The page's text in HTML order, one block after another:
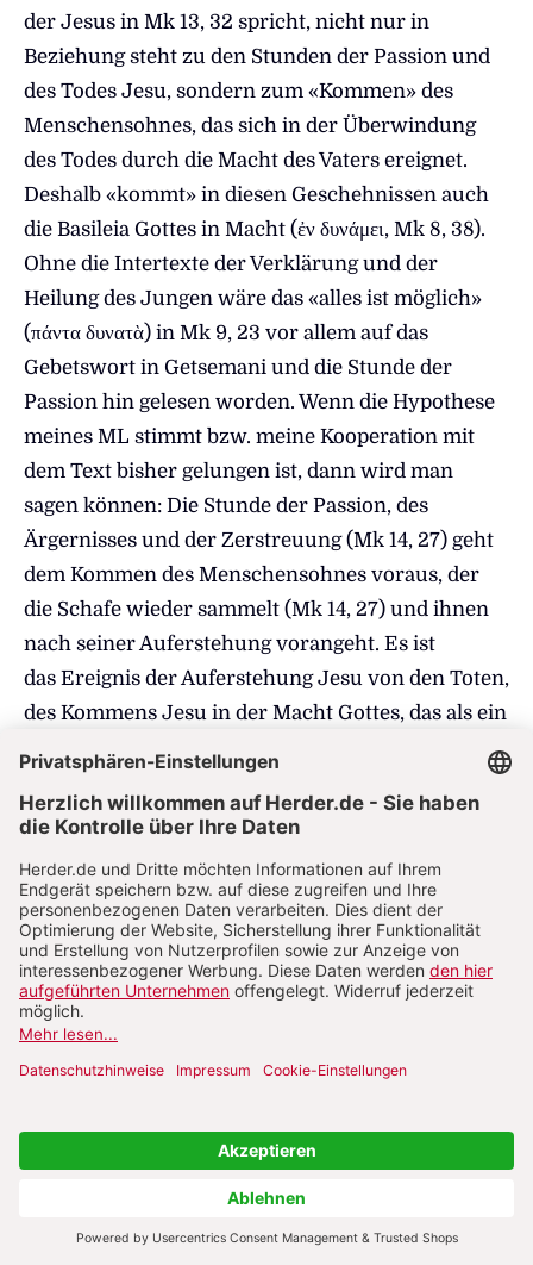
der Jesus in Mk 13, 32 spricht, nicht nur in
Beziehung steht zu den Stunden der Passion und
des Todes Jesu, sondern zum «Kommen» des
Menschensohnes, das sich in der Überwindung
des Todes durch die Macht des Vaters ereignet.
Deshalb «kommt» in diesen Geschehnissen auch
die Basileia Gottes in Macht (ἐν δυνάμει, Mk 8, 38).
Ohne die Intertexte der Verklärung und der
Heilung des Jungen wäre das «alles ist möglich»
(πάντα δυνατὰ) in Mk 9, 23 vor allem auf das
Gebetswort in Getsemani und die Stunde der
Passion hin gelesen worden. Wenn die Hypothese
meines ML stimmt bzw. meine Kooperation mit
dem Text bisher gelungen ist, dann wird man
sagen können: Die Stunde der Passion, des
Ärgernisses und der Zerstreuung (Mk 14, 27) geht
dem Kommen des Menschensohnes voraus, der
die Schafe wieder sammelt (Mk 14, 27) und ihnen
nach seiner Auferstehung vorangeht. Es ist
das Ereignis der Auferstehung Jesu von den Toten,
des Kommens Jesu in der Macht Gottes, das als ein
Zeichen beschrieben (Mk 13, 24–27; 8, 28) und von
Jesus selbst «dieser Generation» angesagt wird
Rückschau und Interpretation
Der Kontext der Markusforschung: Am
Beginn stand die Krise
bei meinem Lektüreprozess gedient hat. Als
exegetisch informierte Leserin schaue ich auf
seine Lese-Wege zurück und versuche, sie in das
Gesamt der Markusexegese einzuordnen.